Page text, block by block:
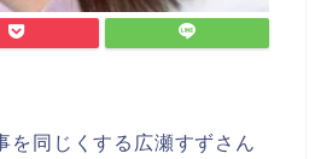
を同じくする広瀬すずさん